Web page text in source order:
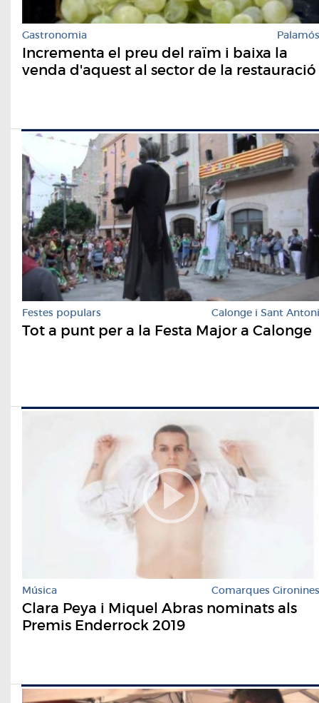
Gastronomia Palamós
Incrementa el preu del raïm i baixa la
venda d'aquest al sector de la restauració
Festes populars Calonge i Sant Antoni
Tot a punt per a la Festa Major a Calonge
Música Comarques Gironines
Clara Peya i Miquel Abras nominats als
Premis Enderrock 2019